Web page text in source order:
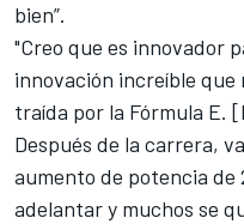
bien”.
"Creo que es innovador
innovación increíble
traída por la Fórmula E.
Después de la carrera,
aumento de potencia
adelantar y muchos se